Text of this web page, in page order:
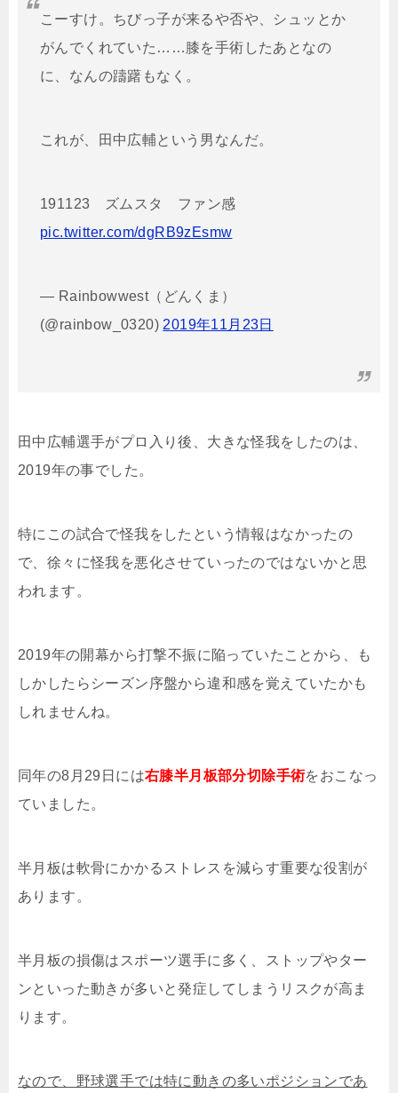
こーすけ。ちびっ子が来るや否や、シュッとか
がんでくれていた……膝を手術したあとなの
に、なんの躊躇もなく。
これが、田中広輔という男なんだ。
191123 ズムスタ ファン感
pic.twitter.com/dgRB9zEsmw
— Rainbowwest（どんくま）
(@rainbow_0320) 2019年11月23日
田中広輔選手がプロ入り後、大きな怪我をしたのは、
2019年の事でした。
特にこの試合で怪我をしたという情報はなかったの
で、徐々に怪我を悪化させていったのではないかと思
われます。
2019年の開幕から打撃不振に陥っていたことから、も
しかしたらシーズン序盤から違和感を覚えていたかも
しれませんね。
同年の8月29日には右膝半月板部分切除手術をおこなっ
ていました。
半月板は軟骨にかかるストレスを減らす重要な役割が
あります。
半月板の損傷はスポーツ選手に多く、ストップやター
ンといった動きが多いと発症してしまうリスクが高ま
ります。
なので、野球選手では特に動きの多いポジションであ